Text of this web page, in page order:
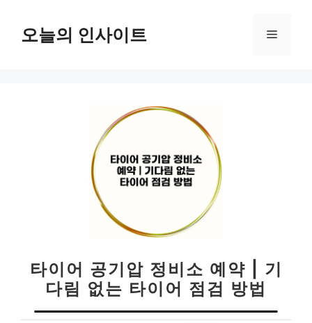
오늘의 인사이트 메
타이어 공기압 정비소 예약 | 기
다림 없는 타이어 점검 방법